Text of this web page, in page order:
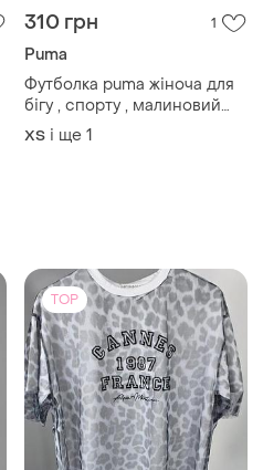
310 грн 1
Puma
Футболка puma жіноча для
бігу , спорту , малиновий
колір
ХS і ще 1
TOP